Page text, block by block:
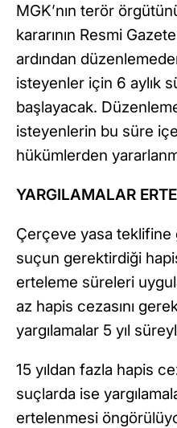
MGK’nın terör
kararının Resmi
ardından
isteyenler için 6 aylık
başlayacak.
isteyenlerin bu süre
hükümlerden
YARGILAMALAR
Çerçeve yasa teklifine
suçun gerektirdiği
erteleme süreleri
az hapis cezasını
yargılamalar 5 yıl
15 yıldan fazla hapis
suçlarda ise
ertelenmesi